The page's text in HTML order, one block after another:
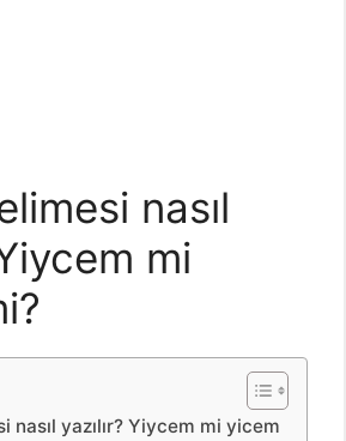
nasıl
mi
nasıl yazılır? Yiycem mi yicem